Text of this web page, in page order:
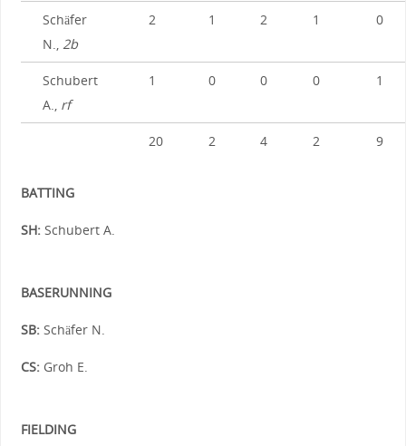
Schäfer
N., 2b
2 1 2 1 0
Schubert
A., rf
1 0 0 0 1
20 2 4 2 9
BATTING
SH:Schubert A.
BASERUNNING
SB:Schäfer N.
CS:Groh E.
FIELDING